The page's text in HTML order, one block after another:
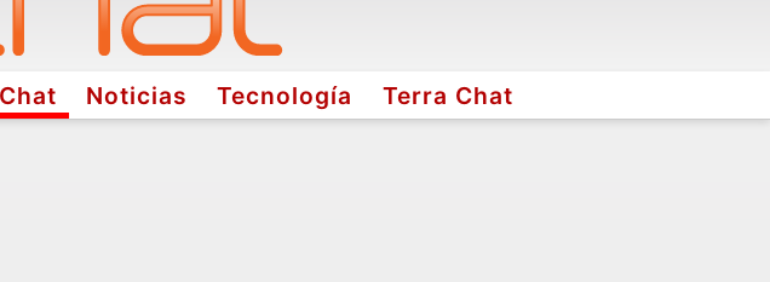
Noticias Tecnología Terra Chat